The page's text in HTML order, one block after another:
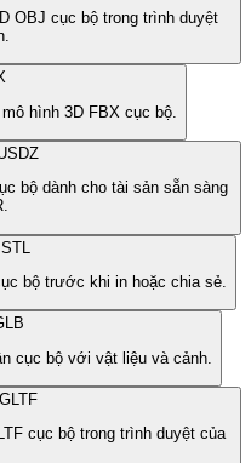
OBJ cục bộ trong trình duyệt
hình 3D FBX cục bộ.
bộ dành cho tài sản sẵn sàng
bộ trước khi in hoặc chia sẻ.
cục bộ với vật liệu và cảnh.
cục bộ trong trình duyệt của